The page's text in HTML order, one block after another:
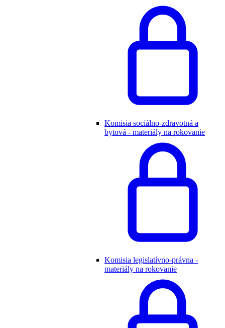
Komisia sociálno-zdravotná a
bytová - materiály na rokovanie
Komisia legislatívno-právna -
materiály na rokovanie